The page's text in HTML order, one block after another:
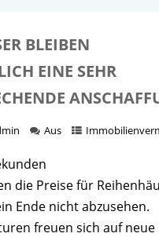
BLEIBEN
EINE SEHR
Aus
die Preise für
Ende nicht abzusehen.
freuen sich auf neue